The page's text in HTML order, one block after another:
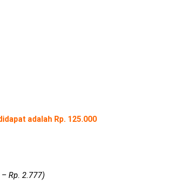
adalah Rp. 125.000
Rp. 2.777)